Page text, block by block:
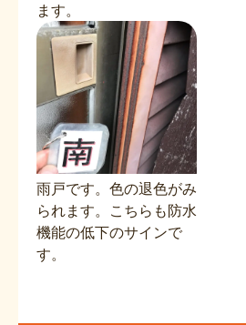
ます。
雨戸です。色の退色がみ
られます。こちらも防水
機能の低下のサインで
す。